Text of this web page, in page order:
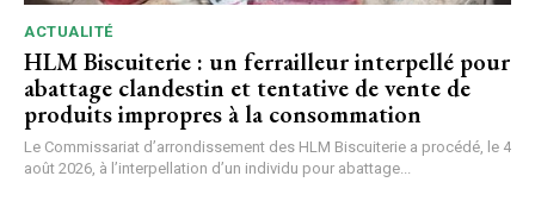
ACTUALITÉ
HLM Biscuiterie : un ferrailleur interpellé pour
abattage clandestin et tentative de vente de
produits impropres à la consommation
Le Commissariat d’arrondissement des HLM Biscuiterie a procédé, le 4
août 2026, à l’interpellation d’un individu pour abattage...